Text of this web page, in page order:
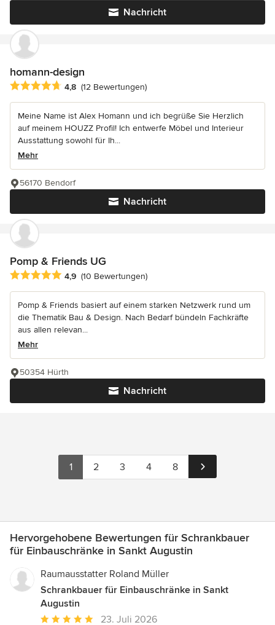
Nachricht
homann-design
Durchschnittliche Bewertung: 4.8 von 5 Sternen
4,8 (12 Bewertungen)
Meine Name ist Alex Homann und ich begrüße Sie Herzlich
auf meinem HOUZZ Profil! Ich entwerfe Möbel und Interieur
Ausstattung sowohl für Ih...
Mehr
Nachricht
56170 Bendorf
Pomp & Friends UG
Durchschnittliche Bewertung: 4.9 von 5 Sternen
4,9 (10 Bewertungen)
Pomp & Friends basiert auf einem starken Netzwerk rund um
die Thematik Bau & Design. Nach Bedarf bündeln Fachkräfte
aus allen relevan...
Mehr
Nachricht
50354 Hürth
1 2 3 4 8
Hervorgehobene Bewertungen für Schrankbauer
für Einbauschränke in Sankt Augustin
Raumausstatter Roland Müller
Schrankbauer für Einbauschränke in Sankt
Augustin
Durchschnittliche23. Juli 2026